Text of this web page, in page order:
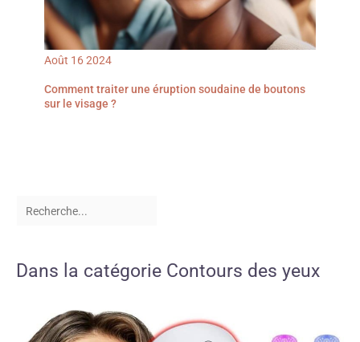
Août 162024
Comment traiter une éruption soudaine de boutons
sur le visage ?
Dans la catégorie Contours des yeux